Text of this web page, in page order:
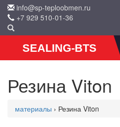
info@sp-teploobmen.ru
+7 929 510-01-36
SEALING-BTS
Резина Viton
материалы › Резина Viton